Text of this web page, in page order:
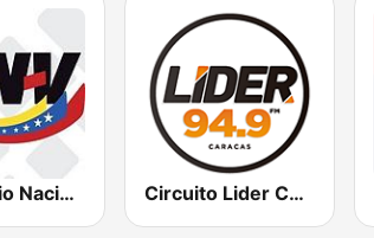
RNV Radio Nacional de Venezuela Circuito Lider Caracas